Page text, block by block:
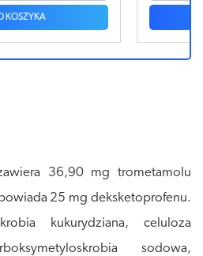
KOSZYKA
36,90 mg trometamolu
25 mg deksketoprofenu.
kukurydziana, celuloza
sodowa,